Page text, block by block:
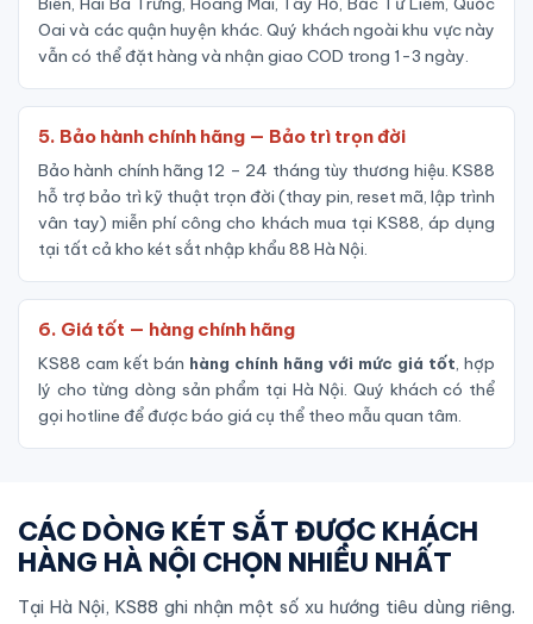
Oai và các quận huyện khác. Quý khách ngoài khu vực này
vẫn có thể đặt hàng và nhận giao COD trong 1-3 ngày.
5. Bảo hành chính hãng — Bảo trì trọn đời
Bảo hành chính hãng 12 – 24 tháng tùy thương hiệu. KS88
hỗ trợ bảo trì kỹ thuật trọn đời (thay pin, reset mã, lập trình
vân tay) miễn phí công cho khách mua tại KS88, áp dụng
tại tất cả kho két sắt nhập khẩu 88 Hà Nội.
6. Giá tốt — hàng chính hãng
KS88 cam kết bán hàng chính hãng với mức giá tốt, hợp
lý cho từng dòng sản phẩm tại Hà Nội. Quý khách có thể
gọi hotline để được báo giá cụ thể theo mẫu quan tâm.
CÁC DÒNG KÉT SẮT ĐƯỢC KHÁCH
HÀNG HÀ NỘI CHỌN NHIỀU NHẤT
Tại Hà Nội, KS88 ghi nhận một số xu hướng tiêu dùng riêng.